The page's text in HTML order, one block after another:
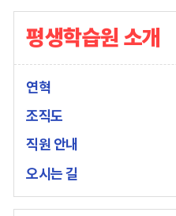
검
색
평생학습원 소개
연혁
조직도
직원 안내
오시는 길